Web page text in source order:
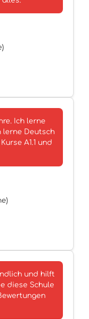
Ich lerne
lerne Deutsch
A1.1 und
und hilft
diese Schule